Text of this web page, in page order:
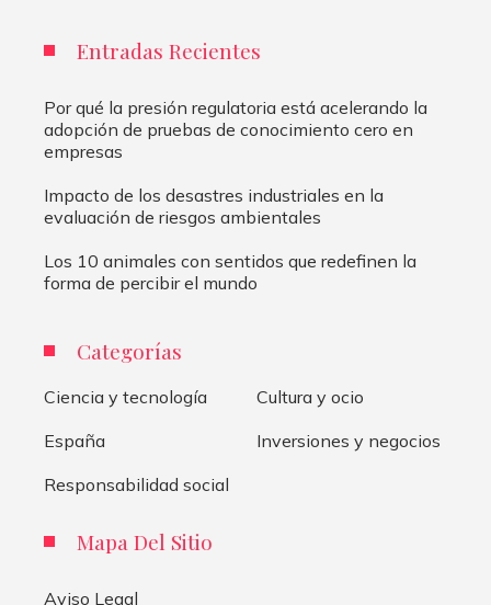
Entradas Recientes
Por qué la presión regulatoria está acelerando la
adopción de pruebas de conocimiento cero en
empresas
Impacto de los desastres industriales en la
evaluación de riesgos ambientales
Los 10 animales con sentidos que redefinen la
forma de percibir el mundo
Categorías
Ciencia y tecnología
Cultura y ocio
España
Inversiones y negocios
Responsabilidad social
Mapa Del Sitio
Aviso Legal